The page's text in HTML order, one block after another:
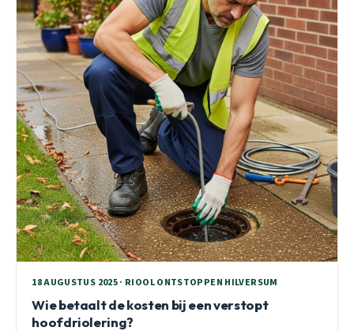
18 AUGUSTUS 2025 · RIOOL ONTSTOPPEN HILVERSUM
Wie betaalt de kosten bij een verstopt
hoofdriolering?